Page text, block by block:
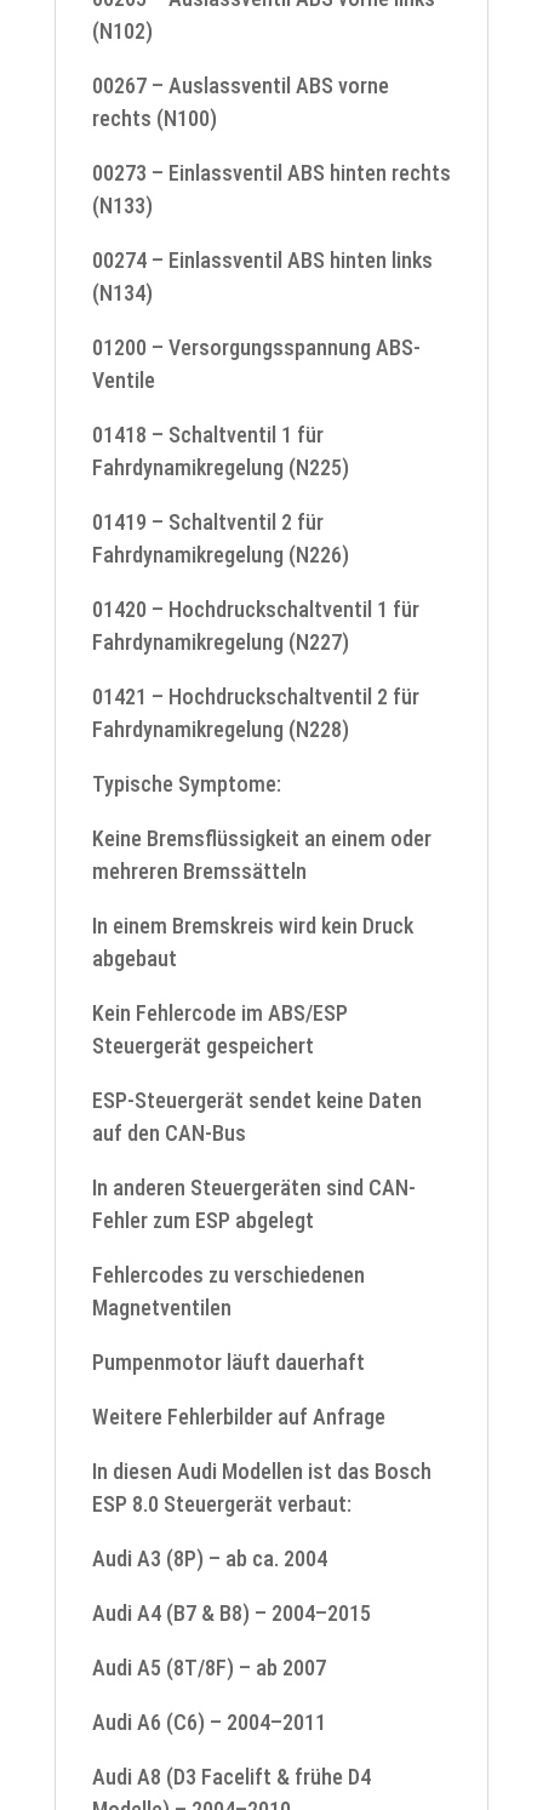
(N102)
00267 – Auslassventil ABS vorne
rechts (N100)
00273 – Einlassventil ABS hinten rechts
(N133)
00274 – Einlassventil ABS hinten links
(N134)
01200 – Versorgungsspannung ABS-
Ventile
01418 – Schaltventil 1 für
Fahrdynamikregelung (N225)
01419 – Schaltventil 2 für
Fahrdynamikregelung (N226)
01420 – Hochdruckschaltventil 1 für
Fahrdynamikregelung (N227)
01421 – Hochdruckschaltventil 2 für
Fahrdynamikregelung (N228)
Typische Symptome:
Keine Bremsflüssigkeit an einem oder
mehreren Bremssätteln
In einem Bremskreis wird kein Druck
abgebaut
Kein Fehlercode im ABS/ESP
Steuergerät gespeichert
ESP-Steuergerät sendet keine Daten
auf den CAN-Bus
In anderen Steuergeräten sind CAN-
Fehler zum ESP abgelegt
Fehlercodes zu verschiedenen
Magnetventilen
Pumpenmotor läuft dauerhaft
Weitere Fehlerbilder auf Anfrage
In diesen Audi Modellen ist das Bosch
ESP 8.0 Steuergerät verbaut:
Audi A3 (8P) – ab ca. 2004
Audi A4 (B7 & B8) – 2004–2015
Audi A5 (8T/8F) – ab 2007
Audi A6 (C6) – 2004–2011
Audi A8 (D3 Facelift & frühe D4